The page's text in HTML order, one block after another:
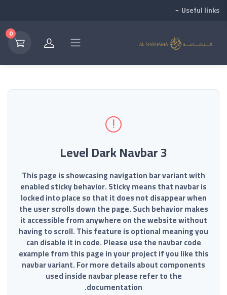
Useful links
0
3 Level Dark Navbar
This page is showcasing navigation bar variant with
enabled sticky behavior. Sticky means that navbar is
locked into place so that it does not disappear when
the user scrolls down the page. Such behavior makes
it accessible from anywhere on the website without
having to scroll. This feature is optional meaning you
can disable it in code. Please use the navbar code
example from this page in your project if you like this
navbar variant. For more details about components
used inside navbar please refer to the
documentation.